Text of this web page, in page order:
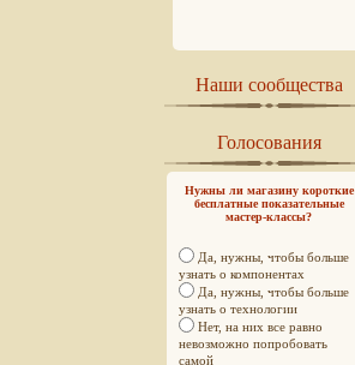
Наши сообщества
Голосования
Нужны ли магазину короткие
бесплатные показательные
мастер-классы?
Да, нужны, чтобы больше
узнать о компонентах
Да, нужны, чтобы больше
узнать о технологии
Нет, на них все равно
невозможно попробовать
самой